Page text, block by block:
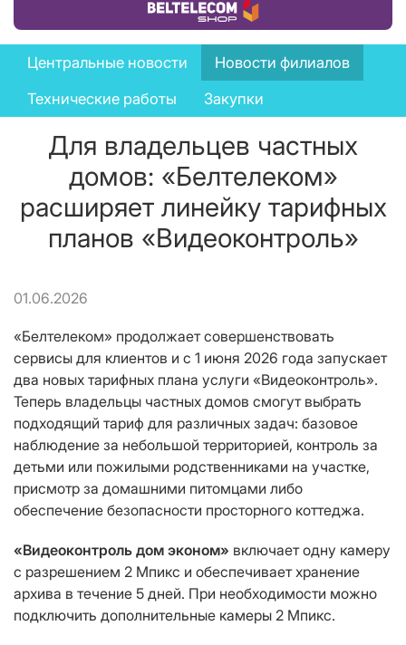
Купить товар
News
menu
Центральные новости
Новости филиалов
Технические работы
Закупки
Для владельцев частных
домов: «Белтелеком»
расширяет линейку тарифных
планов «Видеоконтроль»
01.06.2026
«Белтелеком» продолжает совершенствовать
сервисы для клиентов и с 1 июня 2026 года запускает
два новых тарифных плана услуги «Видеоконтроль».
Теперь владельцы частных домов смогут выбрать
подходящий тариф для различных задач: базовое
наблюдение за небольшой территорией, контроль за
детьми или пожилыми родственниками на участке,
присмотр за домашними питомцами либо
обеспечение безопасности просторного коттеджа.
«Видеоконтроль дом эконом» включает одну камеру
с разрешением 2 Мпикс и обеспечивает хранение
архива в течение 5 дней. При необходимости можно
подключить дополнительные камеры 2 Мпикс.